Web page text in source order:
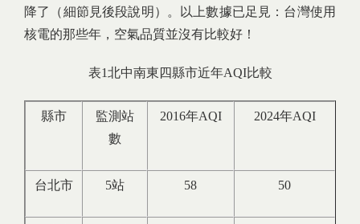
降了（細節見後段說明）。以上數據已足見：台灣使用
核電的那些年，空氣品質並沒有比較好！
表1北中南東四縣市近年AQI比較
縣市
監測站
數
2016年AQI 2024年AQI
台北市 5站 58 50